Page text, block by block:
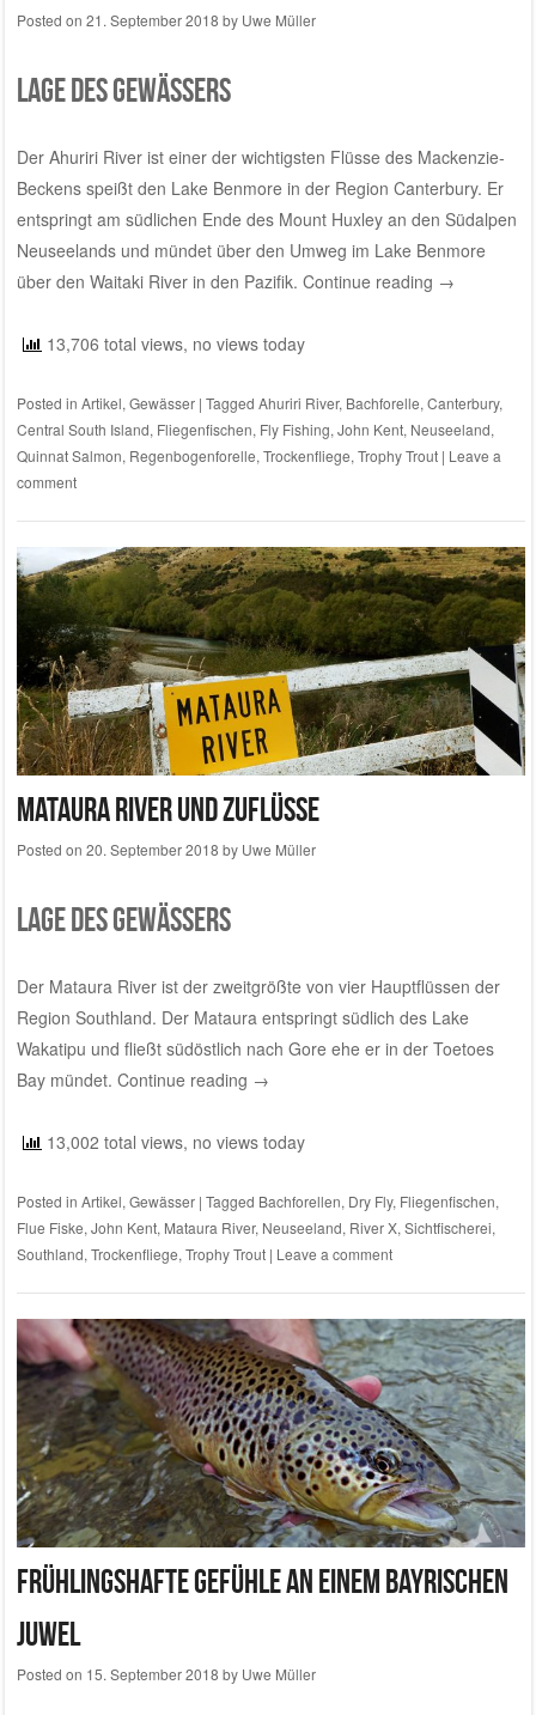
Posted on 21. September 2018 by Uwe Müller
Lage des Gewässers
Der Ahuriri River ist einer der wichtigsten Flüsse des Mackenzie-
Beckens speißt den Lake Benmore in der Region Canterbury. Er
entspringt am südlichen Ende des Mount Huxley an den Südalpen
Neuseelands und mündet über den Umweg im Lake Benmore
über den Waitaki River in den Pazifik. Continue reading →
13,706 total views, no views today
Posted in Artikel, Gewässer | Tagged Ahuriri River, Bachforelle, Canterbury,
Central South Island, Fliegenfischen, Fly Fishing, John Kent, Neuseeland,
Quinnat Salmon, Regenbogenforelle, Trockenfliege, Trophy Trout | Leave a
comment
Mataura River und Zuflüsse
Posted on 20. September 2018 by Uwe Müller
Lage des Gewässers
Der Mataura River ist der zweitgrößte von vier Hauptflüssen der
Region Southland. Der Mataura entspringt südlich des Lake
Wakatipu und fließt südöstlich nach Gore ehe er in der Toetoes
Bay mündet. Continue reading →
13,002 total views, no views today
Posted in Artikel, Gewässer | Tagged Bachforellen, Dry Fly, Fliegenfischen,
Flue Fiske, John Kent, Mataura River, Neuseeland, River X, Sichtfischerei,
Southland, Trockenfliege, Trophy Trout | Leave a comment
Frühlingshafte Gefühle an einem bayrischen
Juwel
Posted on 15. September 2018 by Uwe Müller